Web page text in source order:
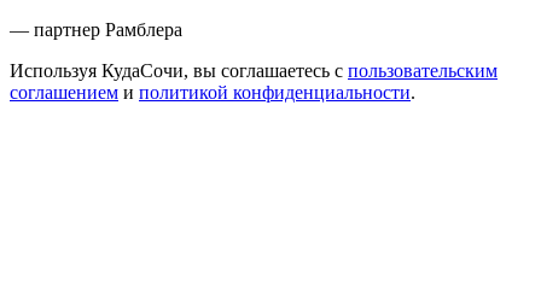
— партнер Рамблера
Используя КудаСочи, вы соглашаетесь с пользовательским
соглашением и политикой конфиденциальности.